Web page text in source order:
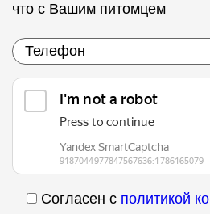
что с Вашим питомцем
Согласен с политикой